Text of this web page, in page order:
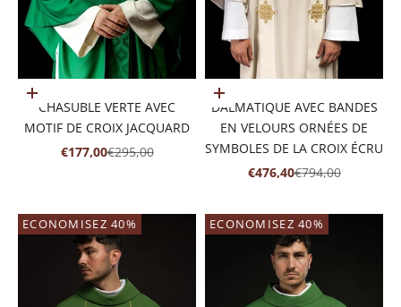
Ajouter au panier
CHASUBLE VERTE AVEC
MOTIF DE CROIX JACQUARD
PRIX DE VENTE
€177,00PRIX NORMAL
€295,00
Ajouter au panier
DALMATIQUE AVEC BANDES
EN VELOURS ORNÉES DE
SYMBOLES DE LA CROIX ÉCRU
PRIX DE VENTE
€476,40PRIX NORMAL
€794,00
ECONOMISEZ 40% ECONOMISEZ 40%